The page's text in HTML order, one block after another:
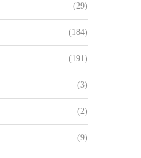
(29)
(184)
(191)
(3)
(2)
(9)